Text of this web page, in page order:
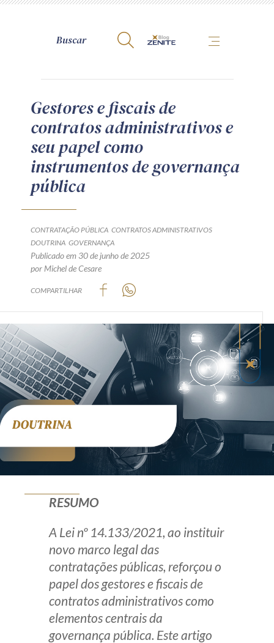
A Zênite
Como publicar conosco
Site da Zênite
Contato
Guia de Direitos dos Titulares de Dados
Encarregado (contato)
Produtos e serviços
Zênite Fácil IA
Zênite Play
Orientação por Escrito
Mentoria Zênite
Zênite Online
Eventos presenciais
Receba por RSS
Av. Sete de Setembro, 4698
/ PR CEP80240-000
Gestores e fiscais de
contratos administrativos e
seu papel como
instrumentos de governança
pública
CONTRATAÇÃO PÚBLICA CONTRATOS ADMINISTRATIVOS
DOUTRINA GOVERNANÇA
Publicado em 30 de junho de 2025
por Michel de Cesare
COMPARTILHAR
RESUMO
A Lei nº 14.133/2021, ao instituir
novo marco legal das
contratações públicas, reforçou o
papel dos gestores e fiscais de
contratos administrativos como
elementos centrais da
governança pública. Este artigo